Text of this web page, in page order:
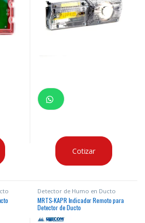
Cotizar
Detector de Humo en Ducto
MRTS-KAPR Indicador Remoto para
Detector de Ducto